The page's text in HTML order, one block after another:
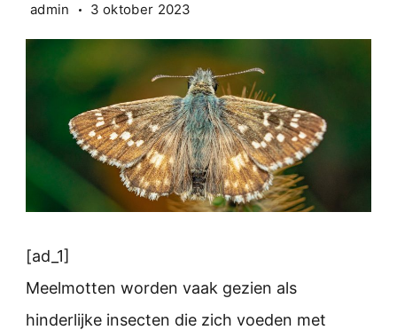
admin 3 oktober 2023
[ad_1]
Meelmotten worden vaak gezien als
hinderlijke insecten die zich voeden met